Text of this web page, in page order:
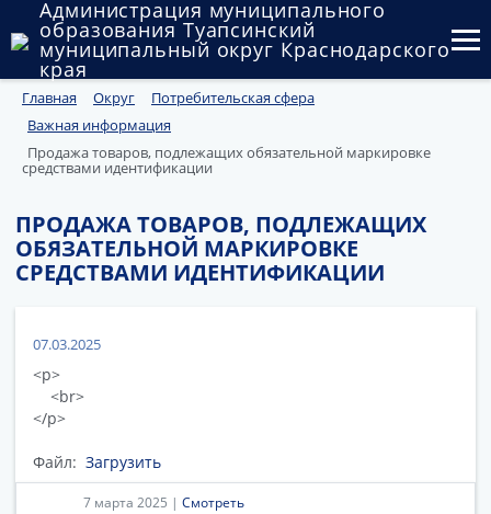
Администрация муниципального
образования Туапсинский
муниципальный округ Краснодарского
края
Округ
Администрация
Государственный и муниципальный контроль
Публичные слушания и общественные обсуждения
Документы
Главная Округ
Потребительская сфера
Важная информация
Продажа товаров, подлежащих обязательной маркировке
средствами идентификации
ПРОДАЖА ТОВАРОВ, ПОДЛЕЖАЩИХ
ОБЯЗАТЕЛЬНОЙ МАРКИРОВКЕ
СРЕДСТВАМИ ИДЕНТИФИКАЦИИ
07.03.2025
<p>
<br>
</p>
Файл: Загрузить
7 марта 2025 | Смотреть